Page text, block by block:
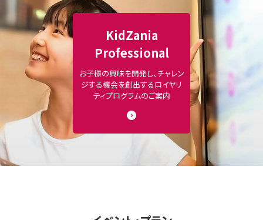
KidZania
Professional
お子様の興味を開発し、チャレン
ジする機会を創出するロイヤリ
ティプログラムのご案内